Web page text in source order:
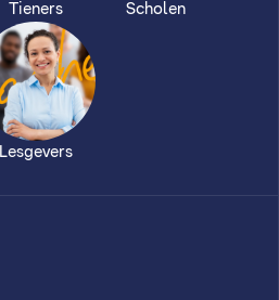
Tieners Scholen
Lesgevers